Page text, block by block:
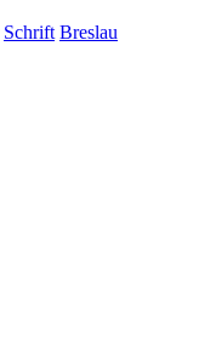
Schrift Breslau